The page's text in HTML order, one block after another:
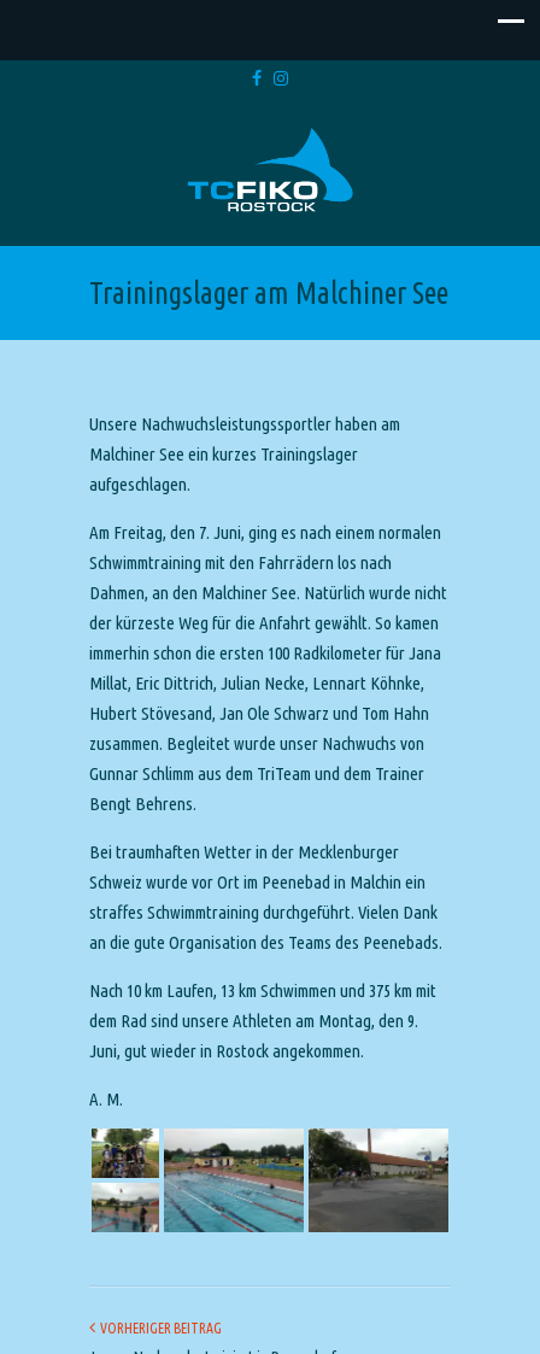
Trainingslager am Malchiner See
Unsere Nachwuchsleistungssportler haben am
Malchiner See ein kurzes Trainingslager
aufgeschlagen.
Am Freitag, den 7. Juni, ging es nach einem normalen
Schwimmtraining mit den Fahrrädern los nach
Dahmen, an den Malchiner See. Natürlich wurde nicht
der kürzeste Weg für die Anfahrt gewählt. So kamen
immerhin schon die ersten 100 Radkilometer für Jana
Millat, Eric Dittrich, Julian Necke, Lennart Köhnke,
Hubert Stövesand, Jan Ole Schwarz und Tom Hahn
zusammen. Begleitet wurde unser Nachwuchs von
Gunnar Schlimm aus dem TriTeam und dem Trainer
Bengt Behrens.
Bei traumhaften Wetter in der Mecklenburger
Schweiz wurde vor Ort im Peenebad in Malchin ein
straffes Schwimmtraining durchgeführt. Vielen Dank
an die gute Organisation des Teams des Peenebads.
Nach 10 km Laufen, 13 km Schwimmen und 375 km mit
dem Rad sind unsere Athleten am Montag, den 9.
Juni, gut wieder in Rostock angekommen.
A. M.
VORHERIGER BEITRAG